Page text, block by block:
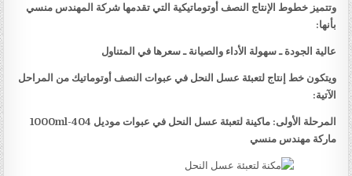
وتتميز خطوط الإنتاج النصف أوتوماتيكية التي تقدمها شركة المهندس منسي
بأنها:
عالية الجودة ـ سهولة الأداء والصيانة ـ سعرها في المتناول
ويتكون خط إنتاج لتعبئة عسل النحل في عبوات النصف أوتوماتيك من المراحل
الآتية:
المرحلة الأولى: ماكينة لتعبئة عسل النحل في عبوات موديل 404-1000ml
ماركة مهندس منسي